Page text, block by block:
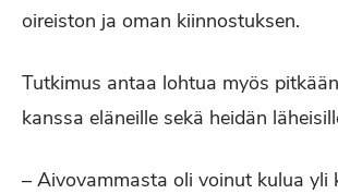
oireiston ja oman kiinnostuksen.
Tutkimus antaa lohtua myös
kanssa eläneille sekä heidän
– Aivovammasta oli voinut kulua yli